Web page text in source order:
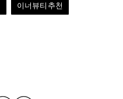
이너뷰티추천